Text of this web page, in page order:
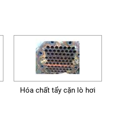
Hóa chất tẩy cặn lò hơi